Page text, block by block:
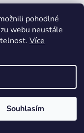
pohodlné
webu neustále
Více
Souhlasím
. Všechna práva